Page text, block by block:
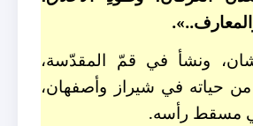
ونشأ في قمّ المقدّسة،
حياته في شيراز وأصفهان،
مسقط رأسه.